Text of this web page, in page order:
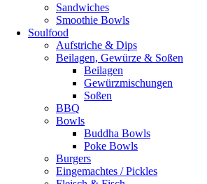
Sandwiches
Smoothie Bowls
Soulfood
Aufstriche & Dips
Beilagen, Gewürze & Soßen
Beilagen
Gewürzmischungen
Soßen
BBQ
Bowls
Buddha Bowls
Poke Bowls
Burgers
Eingemachtes / Pickles